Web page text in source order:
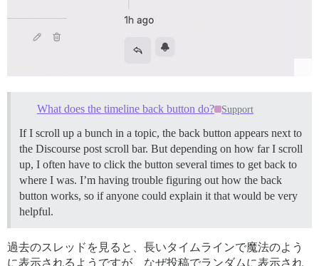
What does the timeline back button do? Support
If I scroll up a bunch in a topic, the back button appears next to
the Discourse post scroll bar. But depending on how far I scroll
up, I often have to click the button several times to get back to
where I was. I’m having trouble figuring out how the back
button works, so if anyone could explain it that would be very
helpful.
過去のスレッドを見ると、長いタイムラインで魔法のよう
に表示されるようですが、なぜ投稿でランダムに表示され